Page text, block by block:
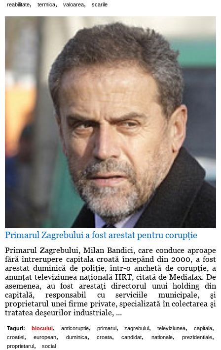
reabilitate, termica, valoarea, scarile
Primarul Zagrebului a fost arestat pentru corupţie
Primarul Zagrebului, Milan Bandici, care conduce aproape
fără întrerupere capitala croată începând din 2000, a fost
arestat duminică de poliţie, într-o anchetă de corupţie, a
anunţat televiziunea naţională HRT, citată de Mediafax. De
asemenea, au fost arestaţi directorul unui holding din
capitală, responsabil cu serviciile municipale, şi
proprietarul unei firme private, specializată în colectarea şi
tratatea deşeurilor industriale, ...
Taguri: blocului, anticoruptie, primarul, zagrebului, televiziunea, capitala,
croatiei, european, duminica, croata, candidat, nationale, prezidentiale,
proprietarul , social